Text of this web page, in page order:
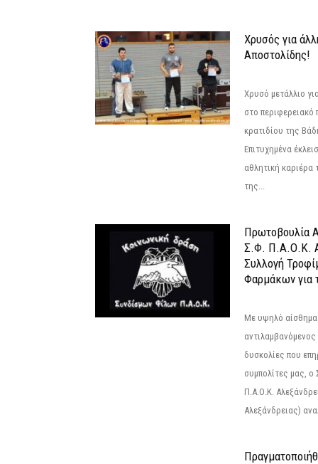
Χρυσός για
Αποστολίδης!
Χρυσό μετάλλιο
στο
κρατιδίου της
Επιτυχημένα
αθλητική καριέρα
της...
Πρωτοβουλία
Σ.Φ. Π.Α.Ο.Κ.
Συλλογή
Φαρμάκων για
Με υψηλό αίσθημα
αντιλαμβανόμενος
δυσκολίες που
συμπολίτες μας,
Π.Α.Ο.Κ.
Αλεξάνδρειας)